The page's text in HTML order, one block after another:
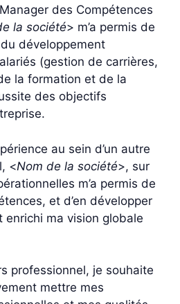
des Compétences
la société> m’a permis de
développement
(gestion de carrières,
la formation et de la
des objectifs
au sein d’un autre
<Nom de la société>, sur
m’a permis de
et d’en développer
enrichi ma vision globale
professionnel, je souhaite
mettre mes